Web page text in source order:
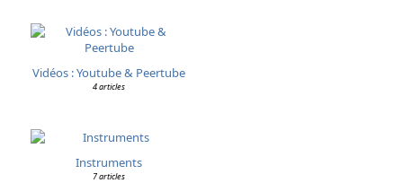
Vidéos : Youtube & Peertube
4 articles
Instruments
7 articles